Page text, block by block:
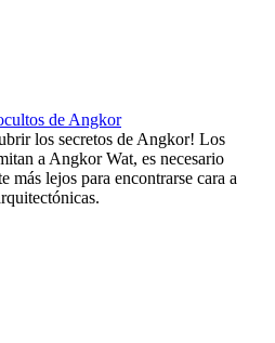
de Angkor
los secretos de Angkor! Los
a Angkor Wat, es necesario
más lejos para encontrarse cara a